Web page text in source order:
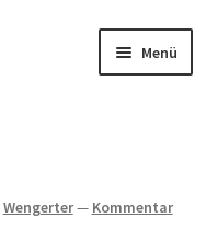
Menü
Wengerter— Kommentar